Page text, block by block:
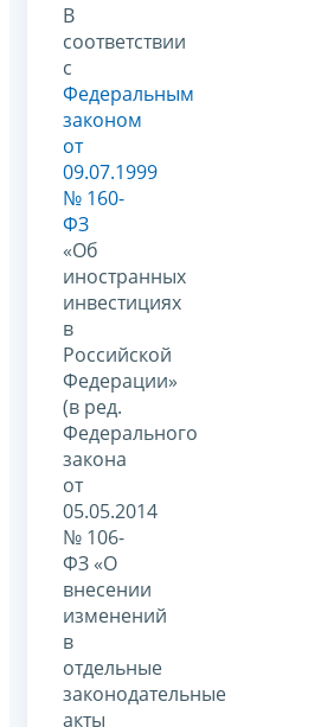
В
соответствии
с
Федеральным
законом
от
09.07.1999
№ 160-
ФЗ
«Об
иностранных
инвестициях
в
Российской
Федерации»
(в ред.
Федерального
закона
от
05.05.2014
№ 106-
ФЗ «О
внесении
изменений
в
отдельные
законодательные
акты